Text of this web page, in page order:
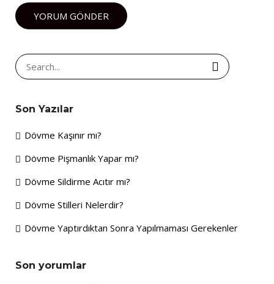
Search
for:
Son Yazılar
Dövme Kaşınır mı?
Dövme Pişmanlık Yapar mı?
Dövme Sildirme Acıtır mı?
Dövme Stilleri Nelerdir?
Dövme Yaptırdıktan Sonra Yapılmaması Gerekenler
Son yorumlar